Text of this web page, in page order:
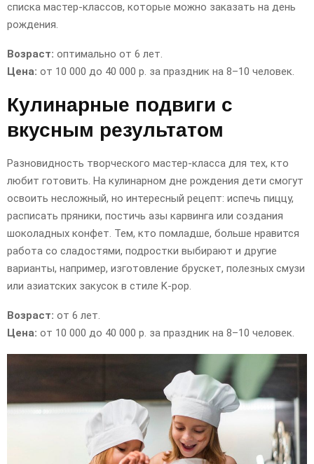
списка мастер-классов, которые можно заказать на день
рождения.
Возраст: оптимально от 6 лет.
Цена: от 10 000 до 40 000 р. за праздник на 8–10 человек.
Кулинарные подвиги с
вкусным результатом
Разновидность творческого мастер-класса для тех, кто
любит готовить. На кулинарном дне рождения дети смогут
освоить несложный, но интересный рецепт: испечь пиццу,
расписать пряники, постичь азы карвинга или создания
шоколадных конфет. Тем, кто помладше, больше нравится
работа со сладостями, подростки выбирают и другие
варианты, например, изготовление брускет, полезных смузи
или азиатских закусок в стиле K-pop.
Возраст: от 6 лет.
Цена: от 10 000 до 40 000 р. за праздник на 8–10 человек.